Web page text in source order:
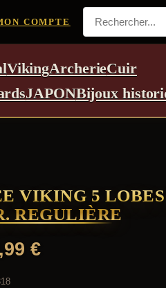
COMPTE
VikingArcherieCuir
JAPONBijoux
VIKING 5
REGULIÈRE
€